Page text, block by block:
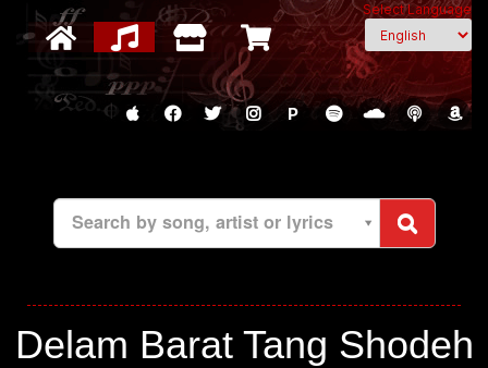
Select Language
P
Search by song, artist or lyrics
Delam Barat Tang Shodeh